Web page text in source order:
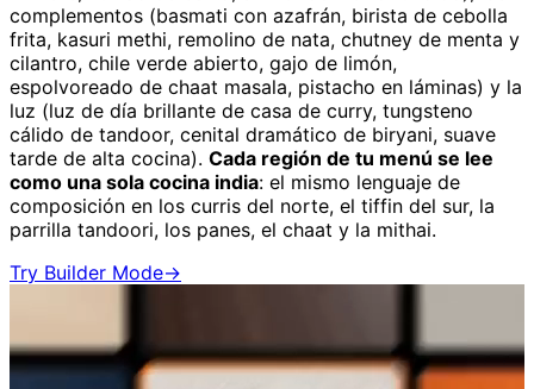
complementos (basmati con azafrán, birista de cebolla
frita, kasuri methi, remolino de nata, chutney de menta y
cilantro, chile verde abierto, gajo de limón,
espolvoreado de chaat masala, pistacho en láminas) y la
luz (luz de día brillante de casa de curry, tungsteno
cálido de tandoor, cenital dramático de biryani, suave
tarde de alta cocina). Cada región de tu menú se lee
como una sola cocina india: el mismo lenguaje de
composición en los curris del norte, el tiffin del sur, la
parrilla tandoori, los panes, el chaat y la mithai.
Try Builder Mode→